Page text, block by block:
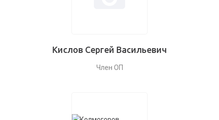
Кислов Сергей Васильевич
Член ОП